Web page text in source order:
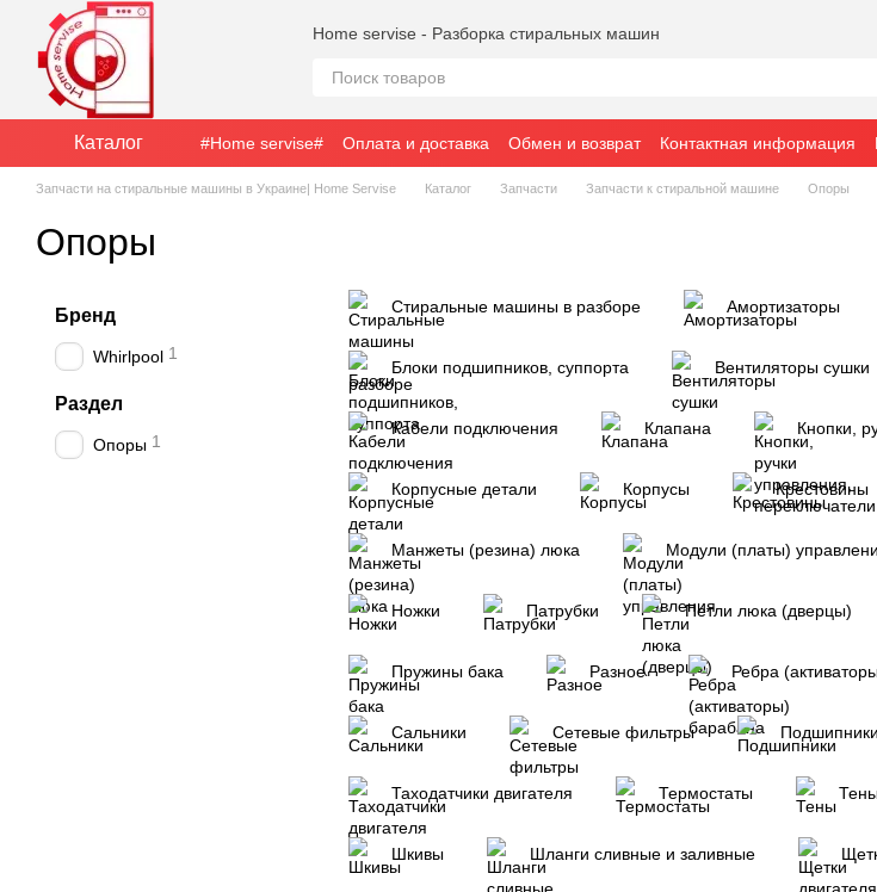
Перейти к основному контенту
Home servise - Разборка стиральных машин
Каталог #Home servise# Оплата и доставка Обмен и возврат Контактная информация
Запчасти на стиральные машины в Украине| Home Servise Каталог Запчасти Запчасти к стиральной машине Опоры
Опоры
Стиральные машины в разборе Амортизаторы
Блоки подшипников, суппорта Вентиляторы сушки
Кабели подключения Клапана Кнопки,
Корпусные детали Корпусы Крестовины
Манжеты (резина) люка Модули (платы)
Ножки Патрубки Петли люка (дверцы)
Пружины бака Разное Ребра
Сальники Сетевые фильтры Подшипники
Таходатчики двигателя Термостаты
Шкивы Шланги сливные и заливные
Бренд
Whirlpool 1
Раздел
Опоры 1